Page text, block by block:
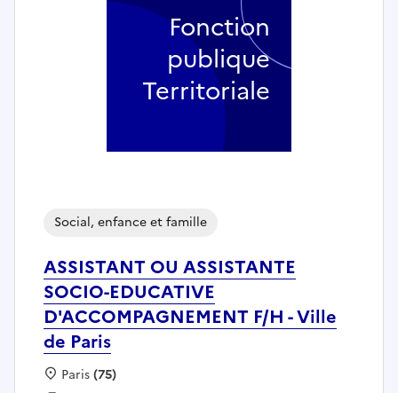
ASSISTANT OU ASSISTANTE
SOCIO-EDUCATIVE
D'ACCOMPAGNEMENT F/H - Ville
de Paris
Social, enfance et famille
Localisation :
Paris(75)
Fonction
publique
Territoriale